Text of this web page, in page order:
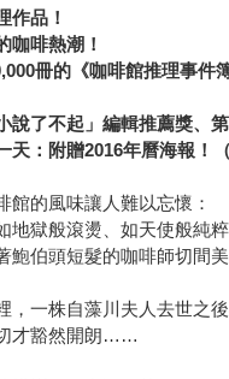
作品！
咖啡熱潮！
冊的《咖啡館推理事件
了不起」編輯推薦獎、
：附贈2016年曆海報！
館的風味讓人難以忘懷：
地獄般滾燙、如天使般純
鮑伯頭短髮的咖啡師切間
，一株自藻川夫人去世
才豁然開朗……